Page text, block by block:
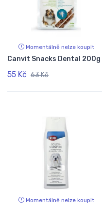
Momentálně nelze koupit
Canvit Snacks Dental 200g
55 Kč 63 Kč
Momentálně nelze koupit